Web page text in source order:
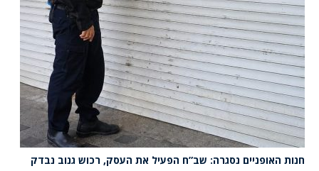
חנות האופניים נסגרה: שב”ח הפעיל את העסק, רכוש גנוב נבדק